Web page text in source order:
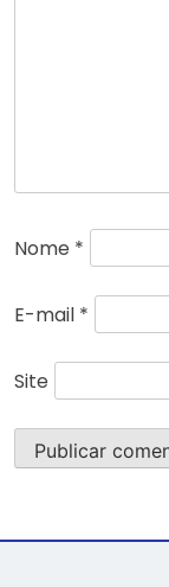
Nome *
E-mail *
Site